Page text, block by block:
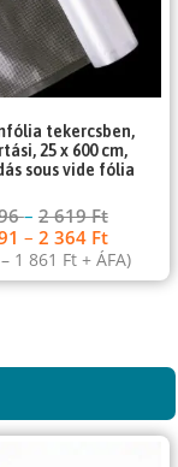
tekercsben,
25 x 600 cm,
sous vide fólia
– 2 619Ft
– 2 364 Ft
– 1 861 Ft+ ÁFA)